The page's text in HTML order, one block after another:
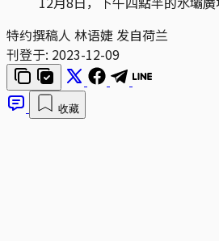
特约撰稿人 林语婕 发自荷兰
刊登于: 2023-12-09
收藏